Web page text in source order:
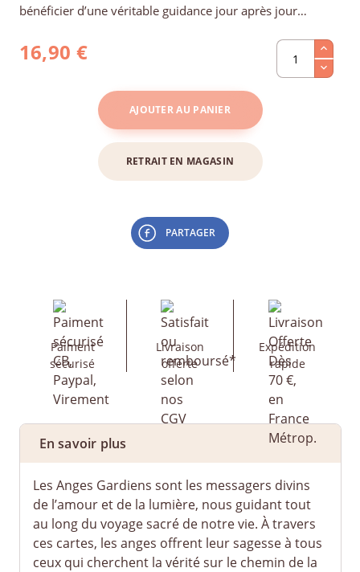
bénéficier d’une véritable guidance jour après jour…
16,90 €
AJOUTER AU PANIER
RETRAIT EN MAGASIN
PARTAGER
Paiment
sécurisé
Livraison
offerte
Expédition
rapide
En savoir plus
Les Anges Gardiens sont les messagers divins
de l’amour et de la lumière, nous guidant tout
au long du voyage sacré de notre vie. À travers
ces cartes, les anges offrent leur sagesse à tous
ceux qui cherchent la vérité sur le chemin de la